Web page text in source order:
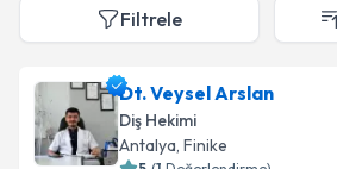
Filtrele
Dt. Veysel Arslan
Diş Hekimi
Antalya, Finike